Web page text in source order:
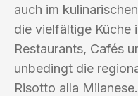
auch im
die vielfältige Küche
Restaurants, Cafés
unbedingt die
Risotto alla Milanese.